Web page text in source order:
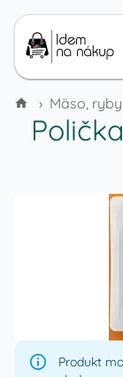
›
Produkt